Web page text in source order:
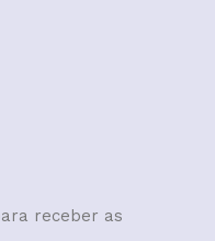
receber as